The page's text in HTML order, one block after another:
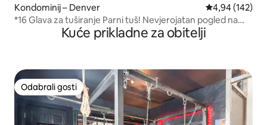
Kondominij – Denver Prosječna
4,94 (142)
*16 Glava za tuširanje Parni tuš! Nevjerojatan pogled na
Kuće prikladne za obitelji
Odabrali gosti
Odabrali gosti